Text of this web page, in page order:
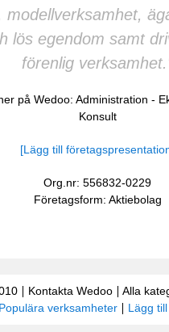
modellverksamhet,
lös egendom samt
förenlig
på Wedoo: Administration -
Konsult
[Lägg till
Org.nr: 556832-0229
Företagsform: Aktiebolag
Kontakta Wedoo Alla
Populära verksamheter Lägg